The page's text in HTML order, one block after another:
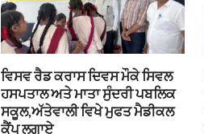
ਵਿਸਵ ਰੈਡ ਕਰਾਸ ਦਿਵਸ ਮੌਕੇ ਸਿਵਲ
ਹਸਪਤਾਲ ਅਤੇ ਮਾਤਾ ਸੁੰਦਰੀ ਪਬਲਿਕ
ਸਕੂਲ,ਅੱਤੇਵਾਲੀ ਵਿਖੇ ਮੁਫਤ ਮੈਡੀਕਲ
ਕੈਂਪ ਲਗਾਏ